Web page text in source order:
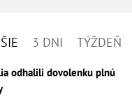
3 DNI TÝŽDEŇ
odhalili dovolenku plnú